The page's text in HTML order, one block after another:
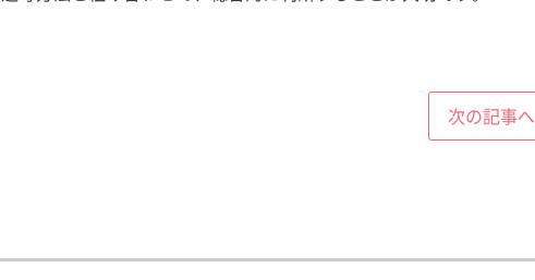
次の記事へ